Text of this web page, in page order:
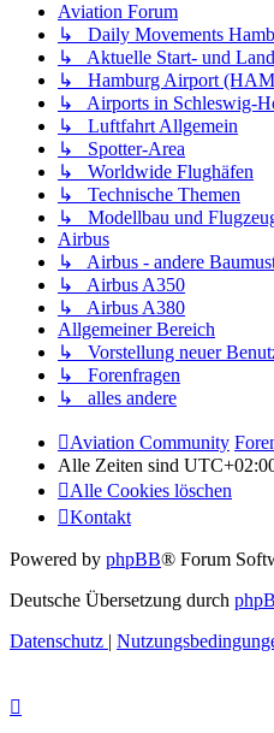
Aviation Forum
↳ Daily Movements
↳ Aktuelle Start- und
↳ Hamburg Airport
↳ Airports in Schleswig-
↳ Luftfahrt Allgemein
↳ Spotter-Area
↳ Worldwide Flughäfen
↳ Technische Themen
↳ Modellbau und
Airbus
↳ Airbus - andere
↳ Airbus A350
↳ Airbus A380
Allgemeiner Bereich
↳ Vorstellung neuer
↳ Forenfragen
↳ alles andere
Aviation Community
Alle Zeiten sind
Alle Cookies löschen
Kontakt
Powered by phpBB® Forum
Deutsche Übersetzung durch
Datenschutz |